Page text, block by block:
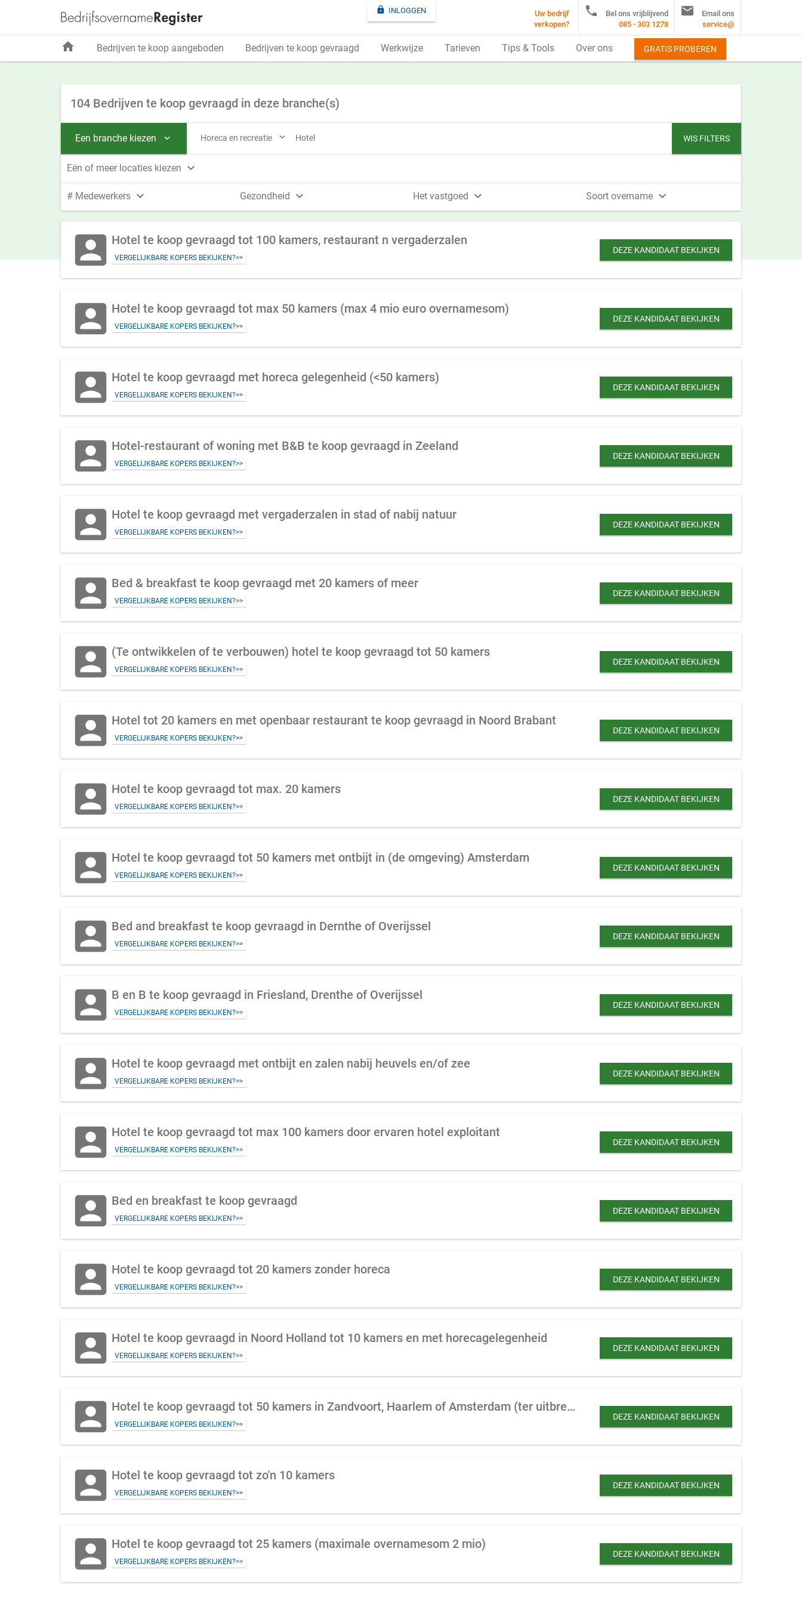
104 Bedrijven te koop gevraagd in deze branche(s)
Een branche kiezen  Horeca en recreatie  Hotel
Eén of meer locaties kiezen 
# Medewerkers  Gezondheid  Het vastgoed  Soort overname 
WIS FILTERS
account_box Hotel te koop gevraagd tot 100 kamers, restaurant n vergaderzalen
VERGELIJKBARE KOPERS BEKIJKEN?>>
DEZE KANDIDAAT BEKIJKEN
account_box Hotel te koop gevraagd tot max 50 kamers (max 4 mio euro overnamesom)
VERGELIJKBARE KOPERS BEKIJKEN?>>
DEZE KANDIDAAT BEKIJKEN
account_box Hotel te koop gevraagd met horeca gelegenheid (<50 kamers)
VERGELIJKBARE KOPERS BEKIJKEN?>>
DEZE KANDIDAAT BEKIJKEN
account_box Hotel-restaurant of woning met B&B te koop gevraagd in Zeeland
VERGELIJKBARE KOPERS BEKIJKEN?>>
DEZE KANDIDAAT BEKIJKEN
account_box Hotel te koop gevraagd met vergaderzalen in stad of nabij natuur
VERGELIJKBARE KOPERS BEKIJKEN?>>
DEZE KANDIDAAT BEKIJKEN
account_box Bed & breakfast te koop gevraagd met 20 kamers of meer
VERGELIJKBARE KOPERS BEKIJKEN?>>
DEZE KANDIDAAT BEKIJKEN
account_box (Te ontwikkelen of te verbouwen) hotel te koop gevraagd tot 50 kamers
VERGELIJKBARE KOPERS BEKIJKEN?>>
DEZE KANDIDAAT BEKIJKEN
account_box Hotel tot 20 kamers en met openbaar restaurant te koop gevraagd in Noord Brabant
VERGELIJKBARE KOPERS BEKIJKEN?>>
DEZE KANDIDAAT BEKIJKEN
account_box Hotel te koop gevraagd tot max. 20 kamers
VERGELIJKBARE KOPERS BEKIJKEN?>>
DEZE KANDIDAAT BEKIJKEN
account_box Hotel te koop gevraagd tot 50 kamers met ontbijt in (de omgeving) Amsterdam
VERGELIJKBARE KOPERS BEKIJKEN?>>
DEZE KANDIDAAT BEKIJKEN
account_box Bed and breakfast te koop gevraagd in Dernthe of Overijssel
VERGELIJKBARE KOPERS BEKIJKEN?>>
DEZE KANDIDAAT BEKIJKEN
account_box B en B te koop gevraagd in Friesland, Drenthe of Overijssel
VERGELIJKBARE KOPERS BEKIJKEN?>>
DEZE KANDIDAAT BEKIJKEN
account_box Hotel te koop gevraagd met ontbijt en zalen nabij heuvels en/of zee
VERGELIJKBARE KOPERS BEKIJKEN?>>
DEZE KANDIDAAT BEKIJKEN
account_box Hotel te koop gevraagd tot max 100 kamers door ervaren hotel exploitant
VERGELIJKBARE KOPERS BEKIJKEN?>>
DEZE KANDIDAAT BEKIJKEN
account_box Bed en breakfast te koop gevraagd
VERGELIJKBARE KOPERS BEKIJKEN?>>
DEZE KANDIDAAT BEKIJKEN
account_box Hotel te koop gevraagd tot 20 kamers zonder horeca
VERGELIJKBARE KOPERS BEKIJKEN?>>
DEZE KANDIDAAT BEKIJKEN
account_box Hotel te koop gevraagd in Noord Holland tot 10 kamers en met horecagelegenheid
VERGELIJKBARE KOPERS BEKIJKEN?>>
DEZE KANDIDAAT BEKIJKEN
account_box Hotel te koop gevraagd tot 50 kamers in Zandvoort, Haarlem of Amsterdam (ter uitbreiding)
VERGELIJKBARE KOPERS BEKIJKEN?>>
DEZE KANDIDAAT BEKIJKEN
account_box Hotel te koop gevraagd tot zo'n 10 kamers
VERGELIJKBARE KOPERS BEKIJKEN?>>
DEZE KANDIDAAT BEKIJKEN
account_box Hotel te koop gevraagd tot 25 kamers (maximale overnamesom 2 mio)
VERGELIJKBARE KOPERS BEKIJKEN?>>
DEZE KANDIDAAT BEKIJKEN
 INLOGGEN
Uw bedrijf
verkopen?

Bel ons vrijblijvend
085 - 303 1278

Email ons
service@
home Bedrijven te koop aangeboden Bedrijven te koop gevraagd Werkwijze Tarieven Tips & Tools Over ons GRATIS PROBEREN